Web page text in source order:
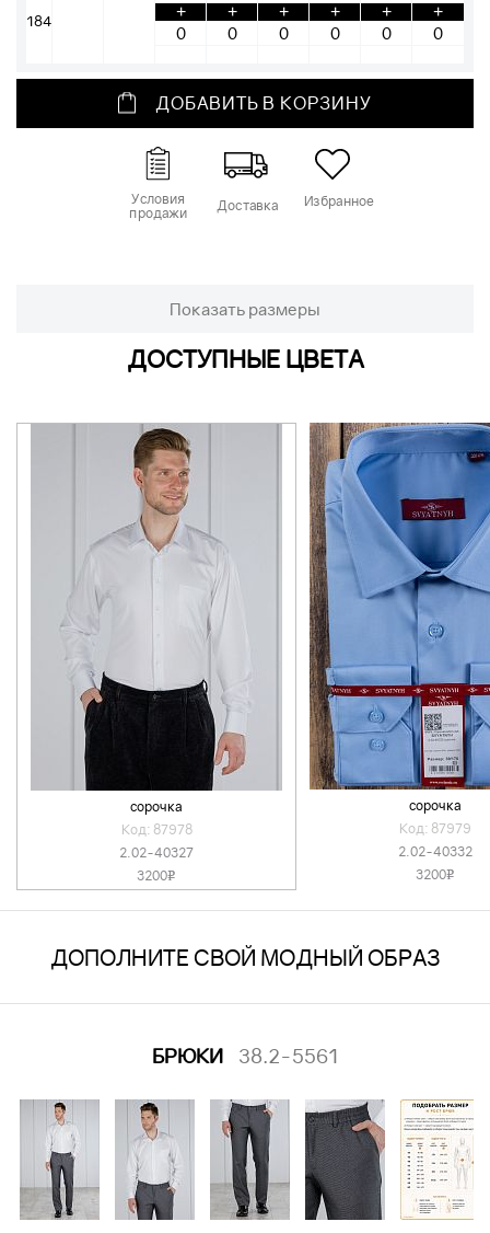
184 + + + + + +
ДОБАВИТЬ В КОРЗИНУ
Условия
продажи Доставка Избранное
Показать размеры
ДОСТУПНЫЕ ЦВЕТА
сорочка
Код: 87978
2.02-40327
3200v
сорочка
Код: 87979
2.02-40332
3200v
ДОПОЛНИТЕ СВОЙ МОДНЫЙ ОБРАЗ
БРЮКИ 38.2-5561